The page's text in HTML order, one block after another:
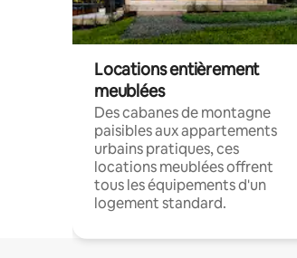
Locations entièrement
meublées
Des cabanes de montagne
paisibles aux appartements
urbains pratiques, ces
locations meublées offrent
tous les équipements d'un
logement standard.